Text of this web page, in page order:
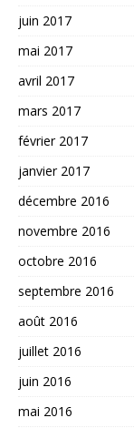
juin 2017
mai 2017
avril 2017
mars 2017
février 2017
janvier 2017
décembre 2016
novembre 2016
octobre 2016
septembre 2016
août 2016
juillet 2016
juin 2016
mai 2016